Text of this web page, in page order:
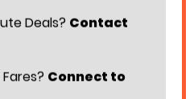
Deals? Contact
Connect to